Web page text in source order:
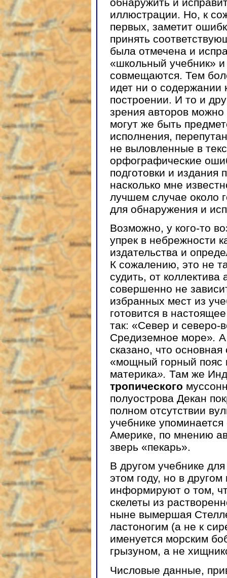
иллюстрации. Но, к
первых, заметит
принять
была отмечена и
«школьный учебник»
совмещаются. Тем
идет ни о содержании
построении. И то и
зрения авторов
могут же быть
исполнения,
не выловленные в
орфографические
подготовки и
насколько мне
лучшем случае около
для обнаружения и
Возможно, у кого-то
упрек в небрежности
издательства и
К сожалению, это не
судить, от коллектива
совершенно не
избранных мест из
готовится в
так: «Север и северо-
Средиземное море».
сказано, что
«мощный горный пояс
материка». Там же
тропического
полуострова Декан
полном отсутствии
учебнике
Америке, по мнению
зверь «пекарь».
В другом учебнике
этом году, но в другом
информируют о том,
скелеты из
ныне вымершая
ластоногим (а не к
именуется морским
грызуном, а не
Числовые данные,